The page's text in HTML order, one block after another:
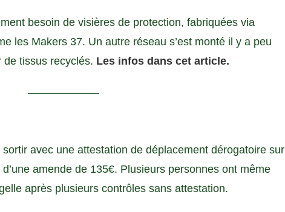
besoin de visières de protection, fabriquées via
les Makers 37. Un autre réseau s’est monté il y a peu
de tissus recyclés. Les infos dans cet article.
——————–
avec une attestation de déplacement dérogatoire sur
amende de 135€. Plusieurs personnes ont même
après plusieurs contrôles sans attestation.